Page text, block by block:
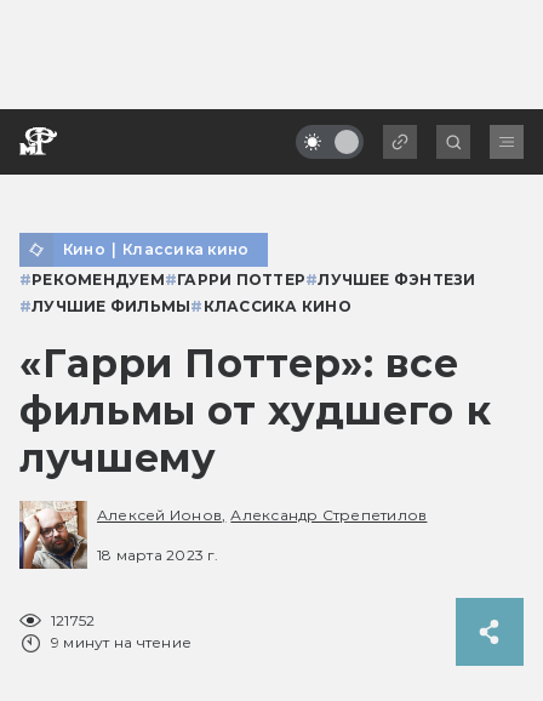
Кино | Классика кино
#РЕКОМЕНДУЕМ#ГАРРИ ПОТТЕР#ЛУЧШЕЕ ФЭНТЕЗИ
#ЛУЧШИЕ ФИЛЬМЫ# КЛАССИКА КИНО
«Гарри Поттер»: все
фильмы от худшего к
лучшему
Алексей Ионов, Александр Стрепетилов
18 марта 2023 г.
121752
9 минут на чтение